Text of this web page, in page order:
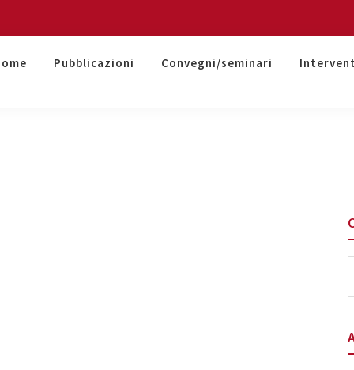
Pubblicazioni Convegni/seminari